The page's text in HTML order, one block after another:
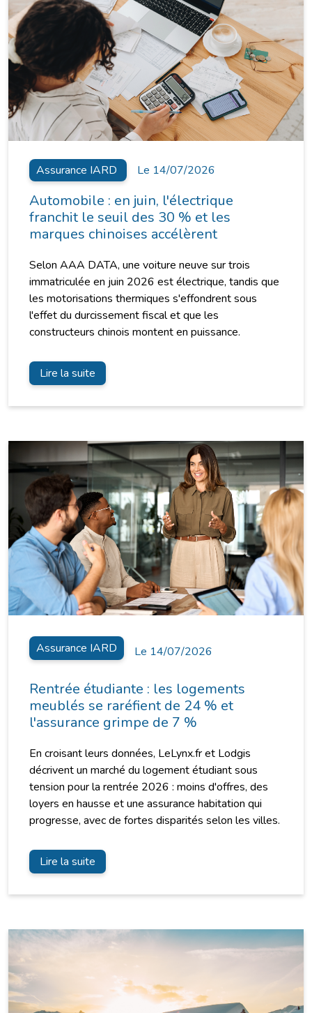
Assurance IARD Le 14/07/2026
Automobile : en juin, l'électrique
franchit le seuil des 30 % et les
marques chinoises accélèrent
Selon AAA DATA, une voiture neuve sur trois
immatriculée en juin 2026 est électrique, tandis que
les motorisations thermiques s'effondrent sous
l'effet du durcissement fiscal et que les
constructeurs chinois montent en puissance.
Lire la suite
Assurance IARD Le 14/07/2026
Rentrée étudiante : les logements
meublés se raréfient de 24 % et
l'assurance grimpe de 7 %
En croisant leurs données, LeLynx.fr et Lodgis
décrivent un marché du logement étudiant sous
tension pour la rentrée 2026 : moins d'offres, des
loyers en hausse et une assurance habitation qui
progresse, avec de fortes disparités selon les villes.
Lire la suite